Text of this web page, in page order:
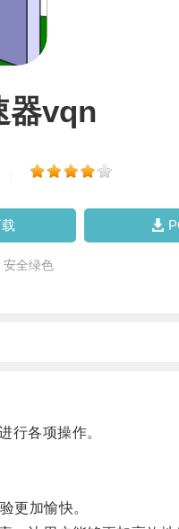
器vqn
全绿色
各项操作。
更加愉快。